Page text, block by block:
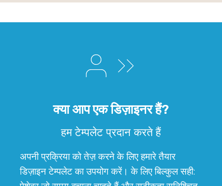
क्या आप एक डिज़ाइनर हैं?
हम टेम्पलेट प्रदान करते हैं
अपनी प्रक्रिया को तेज़ करने के लिए हमारे तैयार
डिज़ाइन टेम्पलेट का उपयोग करें।के लिए बिल्कुल सही: